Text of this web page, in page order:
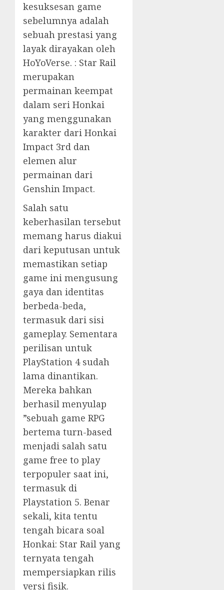
kesuksesan game
sebelumnya adalah
sebuah prestasi yang
layak dirayakan oleh
HoYoVerse. : Star Rail
merupakan
permainan keempat
dalam seri Honkai
yang menggunakan
karakter dari Honkai
Impact 3rd dan
elemen alur
permainan dari
Genshin Impact.
Salah satu
keberhasilan tersebut
memang harus diakui
dari keputusan untuk
memastikan setiap
game ini mengusung
gaya dan identitas
berbeda-beda,
termasuk dari sisi
gameplay. Sementara
perilisan untuk
PlayStation 4 sudah
lama dinantikan.
Mereka bahkan
berhasil menyulap
”sebuah game RPG
bertema turn-based
menjadi salah satu
game free to play
terpopuler saat ini,
termasuk di
Playstation 5. Benar
sekali, kita tentu
tengah bicara soal
Honkai: Star Rail yang
ternyata tengah
mempersiapkan rilis
versi fisik.